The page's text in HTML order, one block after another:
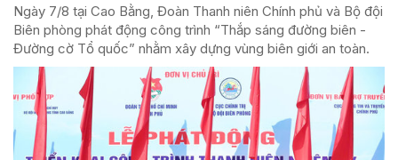
Ngày 7/8 tại Cao Bằng, Đoàn Thanh niên Chính phủ và Bộ đội
Biên phòng phát động công trình “Thắp sáng đường biên -
Đường cờ Tổ quốc” nhằm xây dựng vùng biên giới an toàn.